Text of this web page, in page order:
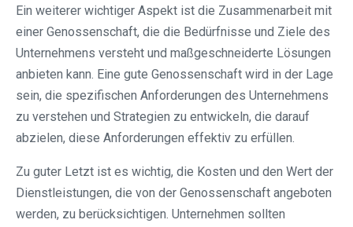
Ein weiterer wichtiger Aspekt ist die Zusammenarbeit mit
einer Genossenschaft, die die Bedürfnisse und Ziele des
Unternehmens versteht und maßgeschneiderte Lösungen
anbieten kann. Eine gute Genossenschaft wird in der Lage
sein, die spezifischen Anforderungen des Unternehmens
zu verstehen und Strategien zu entwickeln, die darauf
abzielen, diese Anforderungen effektiv zu erfüllen.
Zu guter Letzt ist es wichtig, die Kosten und den Wert der
Dienstleistungen, die von der Genossenschaft angeboten
werden, zu berücksichtigen. Unternehmen sollten